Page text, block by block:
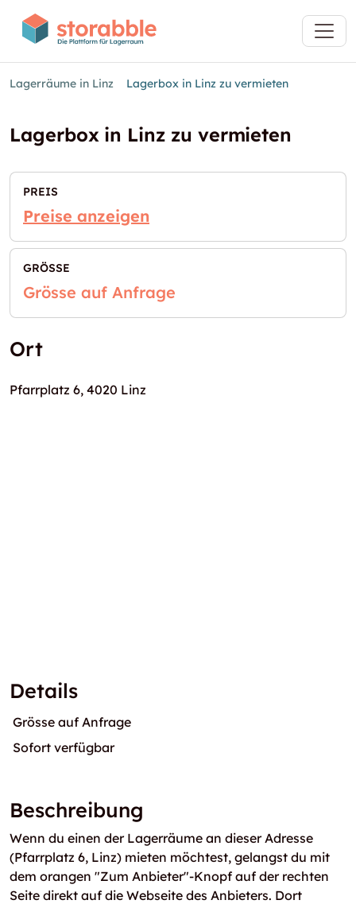
Lagerräume in Linz Lagerbox in Linz zu vermieten
Lagerbox in Linz zu vermieten
PREIS
Preise anzeigen
GRÖSSE
Grösse auf Anfrage
Ort
Pfarrplatz 6, 4020 Linz
Details
Grösse auf Anfrage
Sofort verfügbar
Beschreibung
Wenn du einen der Lagerräume an dieser Adresse
(Pfarrplatz 6, Linz) mieten möchtest, gelangst du mit
dem orangen "Zum Anbieter"-Knopf auf der rechten
Seite direkt auf die Webseite des Anbieters. Dort